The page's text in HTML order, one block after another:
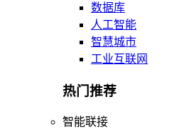
数据库
人工智能
智慧城市
工业互联网
热门推荐
智能联接